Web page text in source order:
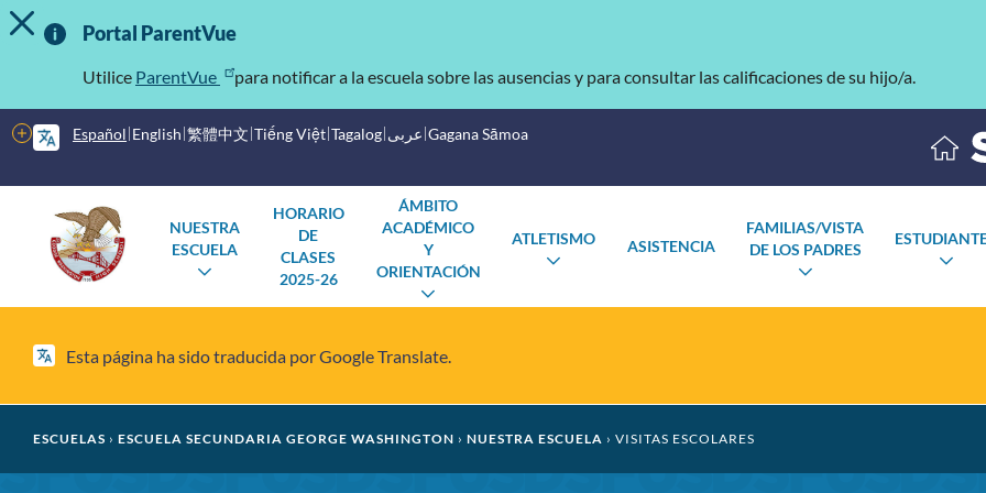
Saltar
al
contenido
Información
importante
MOSTRAR/OCULTAR MENSAJE DE ALERTA
Portal ParentVue
Utilice ParentVue para notificar a la escuela sobre las ausencias y para consultar las calificaciones de su hijo/a.
Español English 繁體中文 Tiếng Việt Tagalog عربى Gagana Sāmoa
Más
opciones
principal
Escuelas
NUESTRA
ESCUELA
ALTERNAR
HORARIO
DE
CLASES
2025-26
ÁMBITO
ACADÉMICO
Y
ORIENTACIÓN
ATLETISMO ASISTENCIA
FAMILIAS/VISTA
DE LOS PADRES
ALTERNAR
Esta página ha sido traducida por Google Translate.
Migaja
ESCUELAS ESCUELA SECUNDARIA GEORGE WASHINGTON NUESTRA ESCUELA VISITAS ESCOLARES